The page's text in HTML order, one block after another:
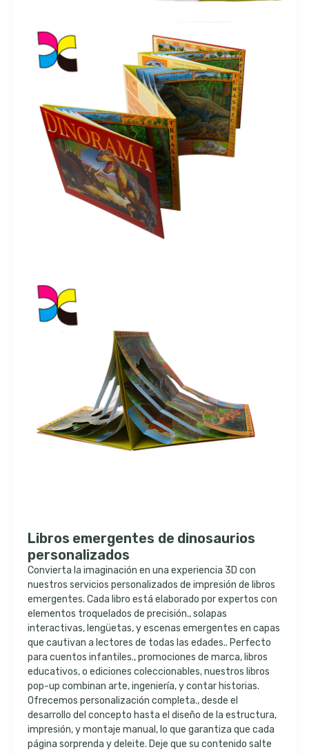
Libros emergentes de dinosaurios
personalizados
Convierta la imaginación en una experiencia 3D con
nuestros servicios personalizados de impresión de libros
emergentes. Cada libro está elaborado por expertos con
elementos troquelados de precisión., solapas
interactivas, lengüetas, y escenas emergentes en capas
que cautivan a lectores de todas las edades.. Perfecto
para cuentos infantiles., promociones de marca, libros
educativos, o ediciones coleccionables, nuestros libros
pop-up combinan arte, ingeniería, y contar historias.
Ofrecemos personalización completa., desde el
desarrollo del concepto hasta el diseño de la estructura,
impresión, y montaje manual, lo que garantiza que cada
página sorprenda y deleite. Deje que su contenido salte